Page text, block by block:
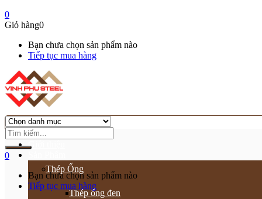
0
Giỏ hàng0
Bạn chưa chọn sản phẩm nào
Tiếp tục mua hàng
0
Bạn chưa chọn sản phẩm nào
Tiếp tục mua hàng
Trang chủ
Giới thiệu
Thép Ống
Thép ống đen